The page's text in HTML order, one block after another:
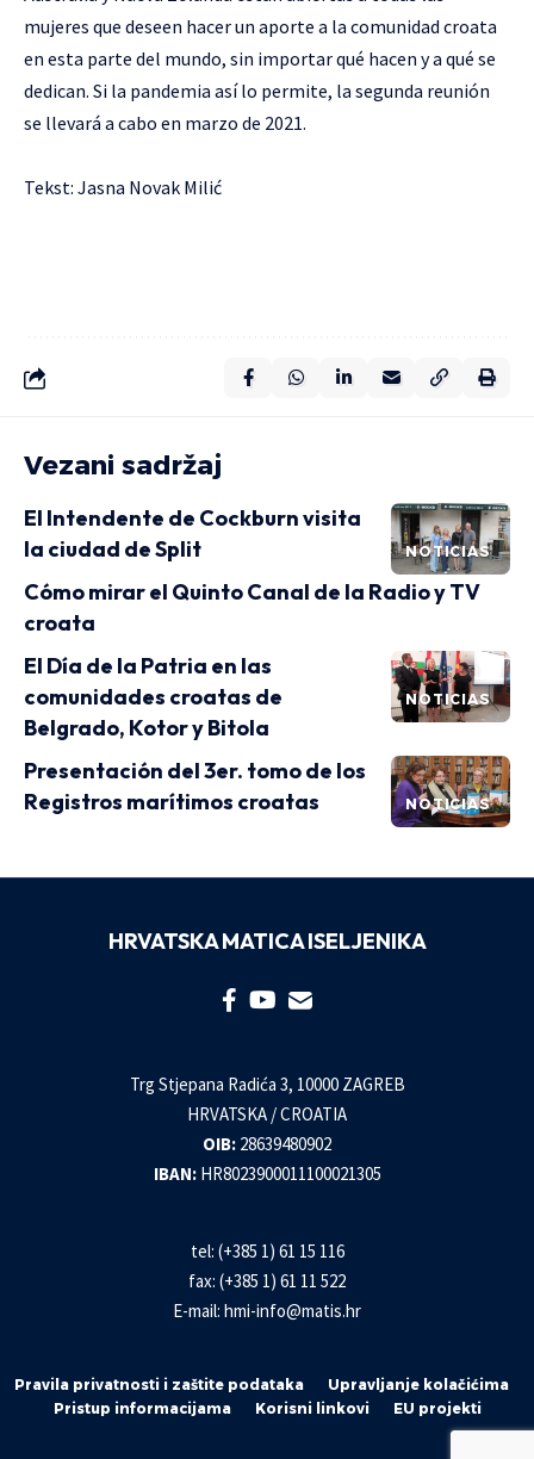
mujeres que deseen hacer un aporte a la comunidad croata
en esta parte del mundo, sin importar qué hacen y a qué se
dedican. Si la pandemia así lo permite, la segunda reunión
se llevará a cabo en marzo de 2021.
Tekst: Jasna Novak Milić
Vezani sadržaj
NOTICIAS
El Intendente de Cockburn visita
la ciudad de Split
Cómo mirar el Quinto Canal de la Radio y TV
croata
NOTICIAS
El Día de la Patria en las
comunidades croatas de
Belgrado, Kotor y Bitola
NOTICIAS
Presentación del 3er. tomo de los
Registros marítimos croatas
HRVATSKA MATICA ISELJENIKA
Trg Stjepana Radića 3, 10000 ZAGREB
HRVATSKA / CROATIA
OIB: 28639480902
IBAN: HR8023900011100021305
tel: (+385 1) 61 15 116
fax: (+385 1) 61 11 522
E-mail: hmi-info@matis.hr
Pravila privatnosti i zaštite podataka
Upravljanje kolačićima
Pristup informacijama
Korisni linkovi EU projekti